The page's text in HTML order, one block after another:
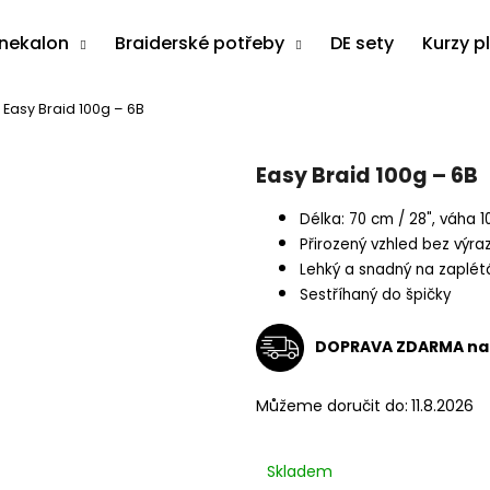
Braiderské potřeby DE sety Kurzy
Easy Braid 100g – 6B
Easy Braid 100g – 6B
Délka: 70 cm / 28", váha
Přirozený vzhled bez
Lehký a snadný na
Sestříhaný do špičky
DOPRAVA ZDARMA
Můžeme doručit do: 11.8.2026
Skladem
Co potřebujete najít?